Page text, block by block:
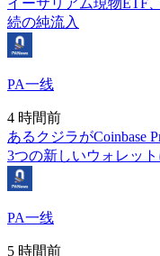
続の純流入
PA一线
4 時間前
あるクジラがCoinbase
3つの新しいウォレッ
PA一线
5 時間前